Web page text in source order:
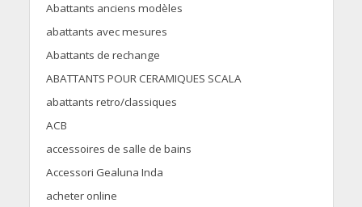
Abattants anciens modèles
abattants avec mesures
Abattants de rechange
ABATTANTS POUR CERAMIQUES SCALA
abattants retro/classiques
ACB
accessoires de salle de bains
Accessori Gealuna Inda
acheter online